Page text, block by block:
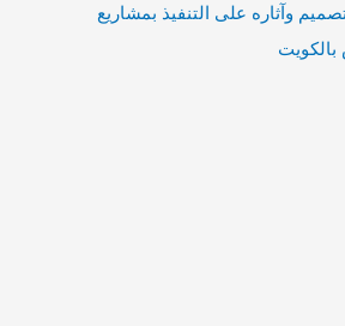
وآثاره على التنفيذ بمشاريع